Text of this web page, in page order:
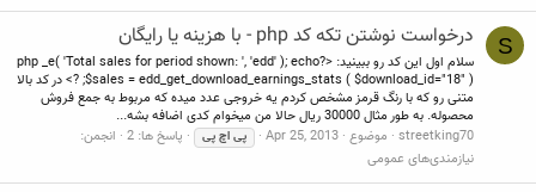
S درخواست نوشتن تکه کد php - با هزینه یا رایگان
سلام اول این کد رو ببینید: <?php _e( 'Total sales for period shown: ', 'edd' ); echo
$sales = edd_get_download_earnings_stats ( $download_id="18" ); ?> در کد بالا
متنی رو که با رنگ قرمز مشخص کردم یه خروجی عدد میده که مربوط به جمع فروش
محصوله. به طور مثال 30000 ریال حالا من میخوام کدی اضافه بشه...
streetking70 موضوع Apr 25, 2013 پی اچ پی پاسخ ها: 2
انجمن:
نیازمندی‌های عمومی